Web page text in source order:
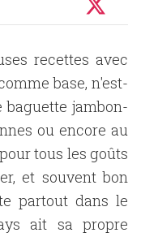
recettes avec
base, n'est-
jambon-
ou encore au
tous les goûts
et souvent bon
partout dans le
ait sa propre